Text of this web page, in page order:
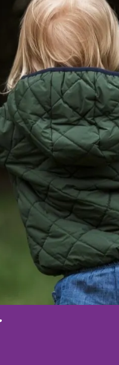
Elternbeiträge 2023/2024
Elternbeiträgssatzung
Kindergarten-ABC
Unser Konzept